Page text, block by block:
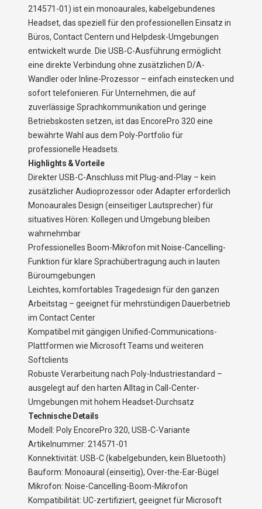
214571-01) ist ein monoaurales, kabelgebundenes
Headset, das speziell für den professionellen Einsatz in
Büros, Contact Centern und Helpdesk-Umgebungen
entwickelt wurde. Die USB-C-Ausführung ermöglicht
eine direkte Verbindung ohne zusätzlichen D/A-
Wandler oder Inline-Prozessor – einfach einstecken und
sofort telefonieren. Für Unternehmen, die auf
zuverlässige Sprachkommunikation und geringe
Betriebskosten setzen, ist das EncorePro 320 eine
bewährte Wahl aus dem Poly-Portfolio für
professionelle Headsets.
Highlights & Vorteile
Direkter USB-C-Anschluss mit Plug-and-Play – kein
zusätzlicher Audioprozessor oder Adapter erforderlich
Monoaurales Design (einseitiger Lautsprecher) für
situatives Hören: Kollegen und Umgebung bleiben
wahrnehmbar
Professionelles Boom-Mikrofon mit Noise-Cancelling-
Funktion für klare Sprachübertragung auch in lauten
Büroumgebungen
Leichtes, komfortables Tragedesign für den ganzen
Arbeitstag – geeignet für mehrstündigen Dauerbetrieb
im Contact Center
Kompatibel mit gängigen Unified-Communications-
Plattformen wie Microsoft Teams und weiteren
Softclients
Robuste Verarbeitung nach Poly-Industriestandard –
ausgelegt auf den harten Alltag in Call-Center-
Umgebungen mit hohem Headset-Durchsatz
Technische Details
Modell: Poly EncorePro 320, USB-C-Variante
Artikelnummer: 214571-01
Konnektivität: USB-C (kabelgebunden, kein Bluetooth)
Bauform: Monoaural (einseitig), Over-the-Ear-Bügel
Mikrofon: Noise-Cancelling-Boom-Mikrofon
Kompatibilität: UC-zertifiziert, geeignet für Microsoft